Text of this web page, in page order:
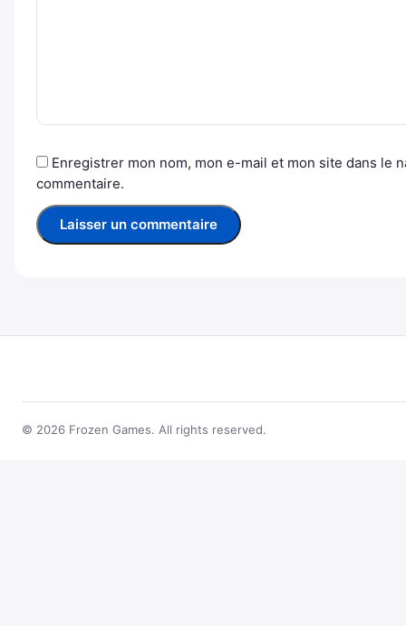
Enregistrer mon nom, mon e-mail et mon site dans le
commentaire.
© 2026 Frozen Games. All rights reserved.